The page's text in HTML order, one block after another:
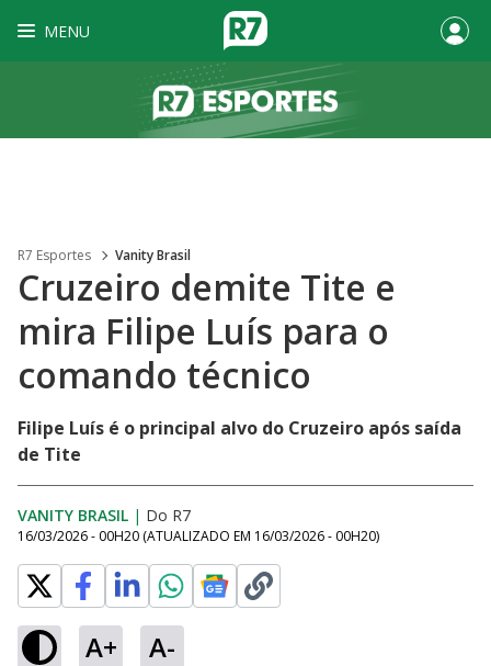
MENU
R7 Esportes Vanity Brasil
Cruzeiro demite Tite e
mira Filipe Luís para o
comando técnico
Filipe Luís é o principal alvo do Cruzeiro após saída
de Tite
VANITY BRASIL | Do R7
16/03/2026 - 00H20 (ATUALIZADO EM 16/03/2026 - 00H20)
A+ A-